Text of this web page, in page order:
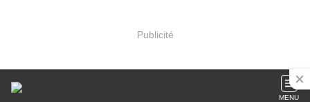
Publicité
MENU